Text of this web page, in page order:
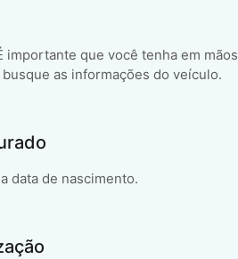
importante que você tenha em
as informações do veículo.
data de nascimento.